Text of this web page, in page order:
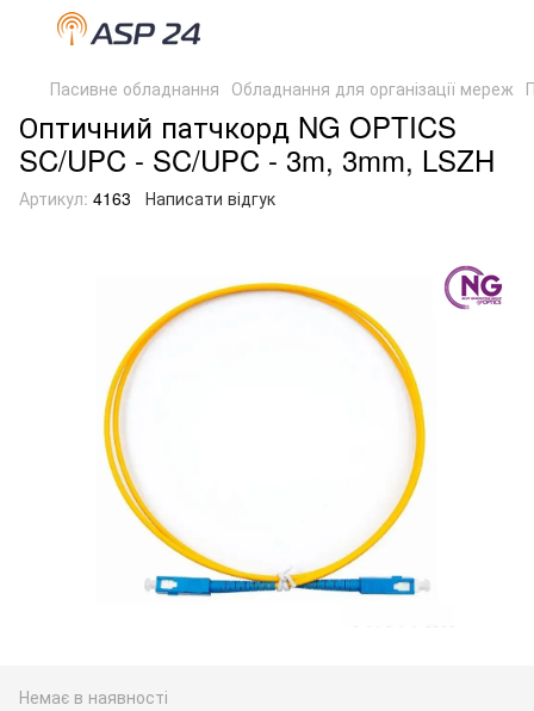
Пасивне обладнання Обладнання для організації мереж
Оптичний патчкорд NG OPTICS
SC/UPC - SC/UPC - 3m, 3mm, LSZH
Артикул: 4163 Написати відгук
Немає в наявності